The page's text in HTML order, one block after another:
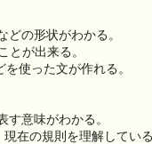
の形状がわかる。
とが出来る。
使った文が作れる。
意味がわかる。
在の規則を理解している